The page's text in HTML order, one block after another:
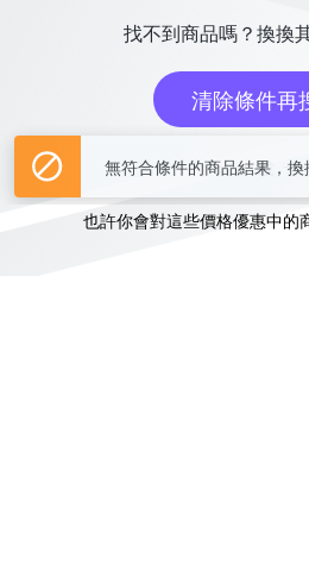
找不到商品嗎？換換
清除條件再
或
也許你會對這些價格優惠中的
無符合條件的商品結果，換